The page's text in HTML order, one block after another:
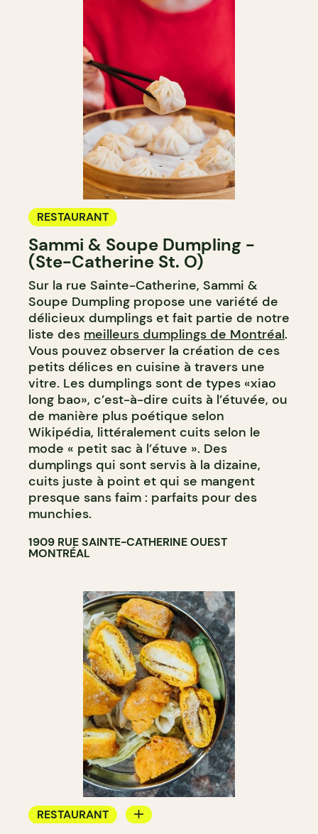
RESTAURANT
Sammi & Soupe Dumpling -
(Ste-Catherine St. O)
Sur la rue Sainte-Catherine, Sammi &
Soupe Dumpling propose une variété de
délicieux dumplings et fait partie de notre
liste des meilleurs dumplings de Montréal.
Vous pouvez observer la création de ces
petits délices en cuisine à travers une
vitre. Les dumplings sont de types «xiao
long bao», c’est-à-dire cuits à l’étuvée, ou
de manière plus poétique selon
Wikipédia, littéralement cuits selon le
mode « petit sac à l’étuve ». Des
dumplings qui sont servis à la dizaine,
cuits juste à point et qui se mangent
presque sans faim : parfaits pour des
munchies.
1909 RUE SAINTE-CATHERINE OUEST
MONTRÉAL
RESTAURANT